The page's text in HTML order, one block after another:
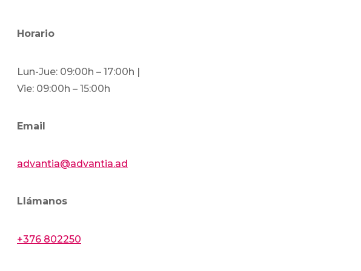
Horario
Lun-Jue: 09:00h – 17:00h |
Vie: 09:00h – 15:00h
Email
advantia@advantia.ad
Llámanos
+376 802250